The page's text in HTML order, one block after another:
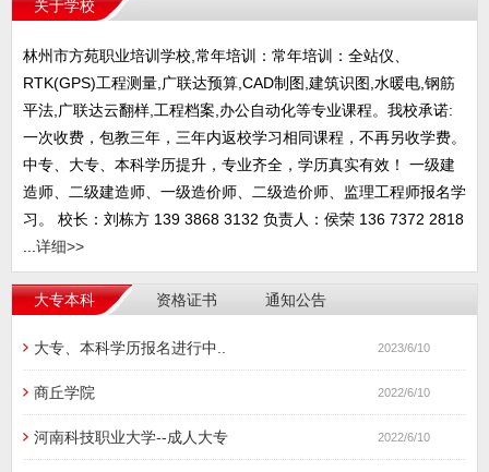
关于学校
林州市方苑职业培训学校,常年培训：常年培训：全站仪、
RTK(GPS)工程测量,广联达预算,CAD制图,建筑识图,水暖电,钢筋
平法,广联达云翻样,工程档案,办公自动化等专业课程。我校承诺:
一次收费，包教三年，三年内返校学习相同课程，不再另收学费。
中专、大专、本科学历提升，专业齐全，学历真实有效！ 一级建
造师、二级建造师、一级造价师、二级造价师、监理工程师报名学
习。 校长：刘栋方 139 3868 3132 负责人：侯荣 136 7372 2818
...详细>>
大专本科 资格证书 通知公告
大专、本科学历报名进行中.. 2023/6/10
商丘学院 2022/6/10
河南科技职业大学--成人大专 2022/6/10